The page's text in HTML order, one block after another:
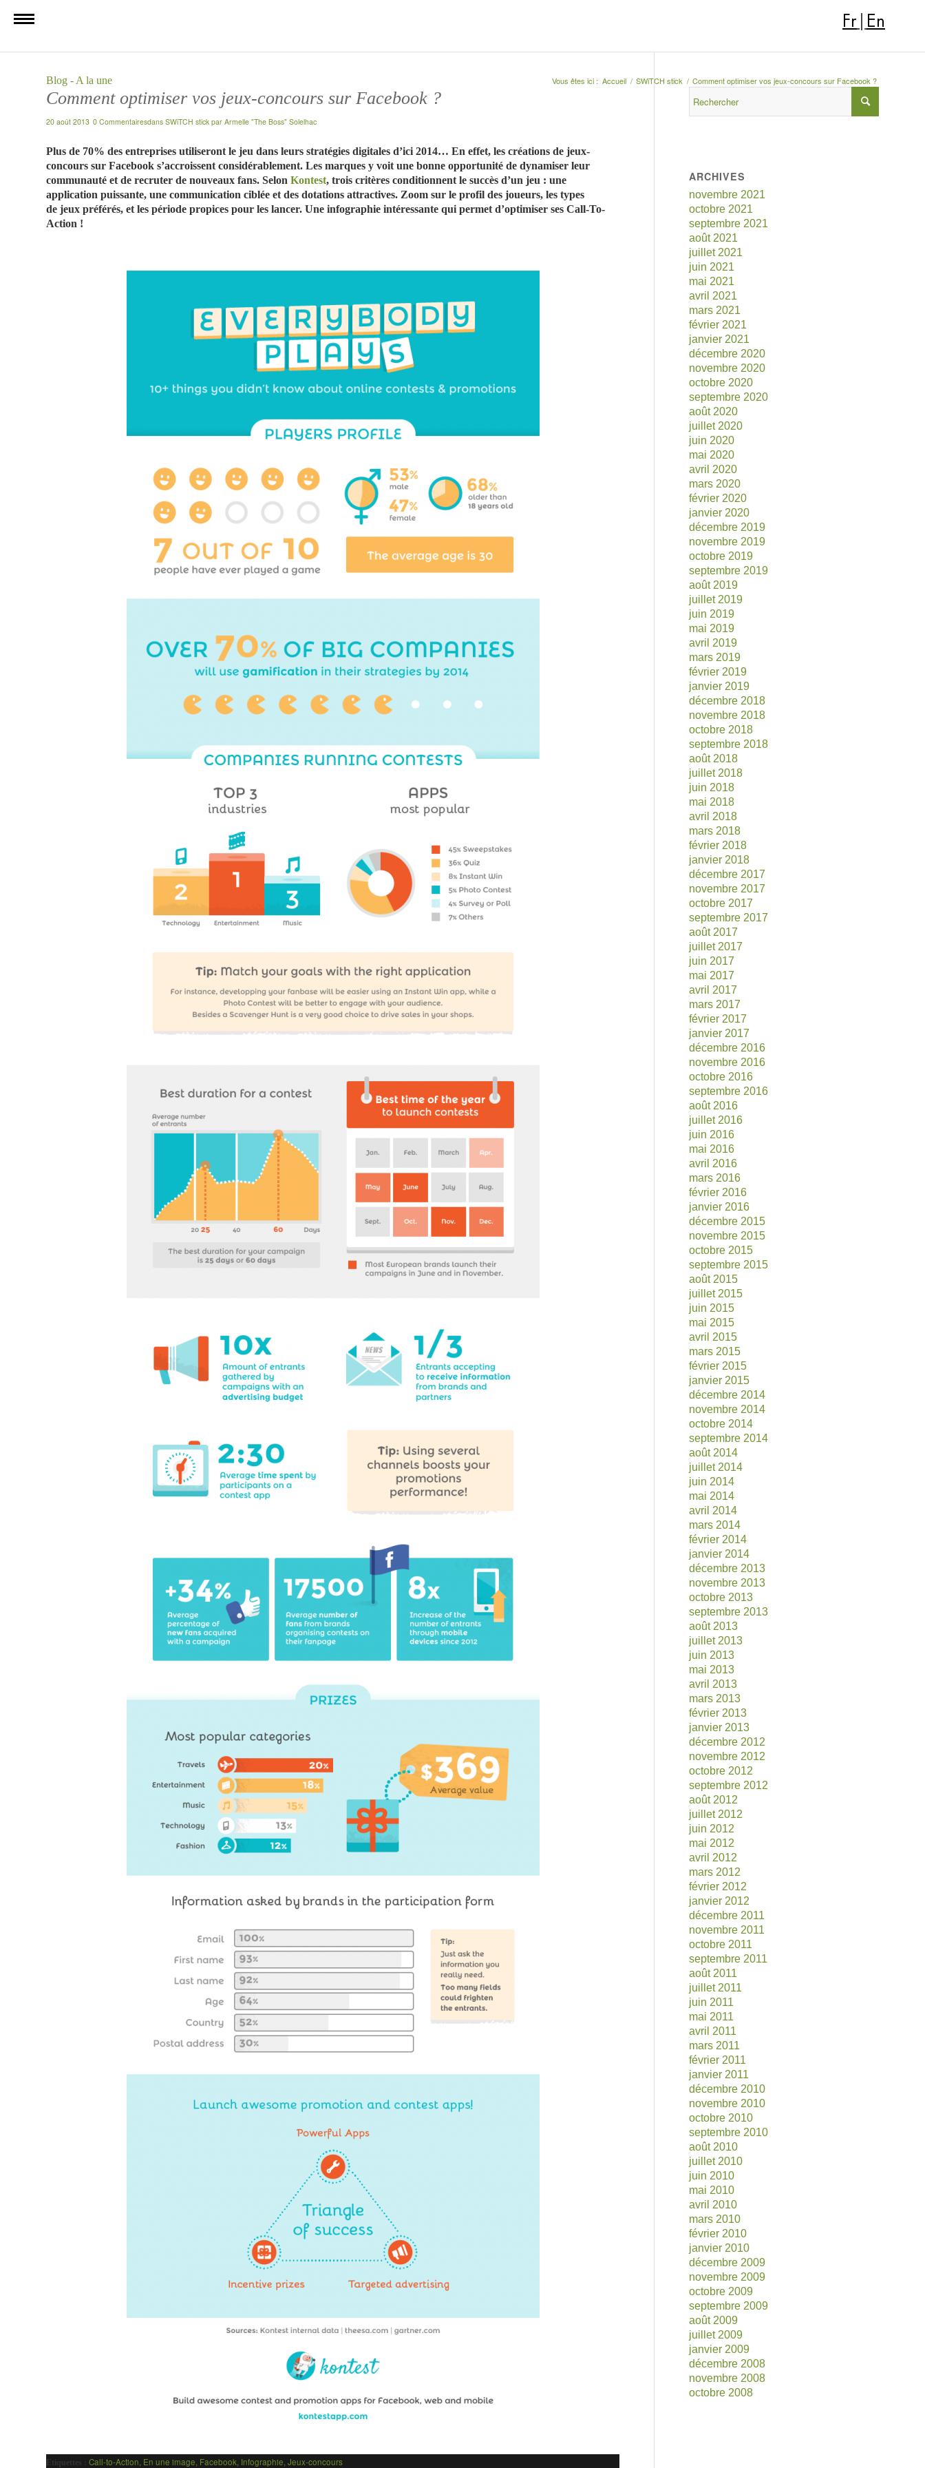
Fr En
Blog - A la une Vous êtes ici : Accueil / SWiTCH stick / Comment optimiser vos jeux-concours sur Facebook ?
Comment optimiser vos jeux-concours sur Facebook ?
20 août 2013 0 Commentairesdans SWiTCH stick par Armelle "The Boss" Solelhac
Plus de 70% des entreprises utiliseront le jeu dans leurs stratégies digitales d’ici 2014… En effet, les créations de jeux-
concours sur Facebook s’accroissent considérablement. Les marques y voit une bonne opportunité de dynamiser leur
communauté et de recruter de nouveaux fans. Selon Kontest, trois critères conditionnent le succès d’un jeu : une
application puissante, une communication ciblée et des dotations attractives. Zoom sur le profil des joueurs, les types
de jeux préférés, et les période propices pour les lancer. Une infographie intéressante qui permet d’optimiser ses Call-To-
Action !
Etiquettes : Call-to-Action, En une image, Facebook, Infographie,Jeux-concours
ARCHIVES
novembre 2021
octobre 2021
septembre 2021
août 2021
juillet 2021
juin 2021
mai 2021
avril 2021
mars 2021
février 2021
janvier 2021
décembre 2020
novembre 2020
octobre 2020
septembre 2020
août 2020
juillet 2020
juin 2020
mai 2020
avril 2020
mars 2020
février 2020
janvier 2020
décembre 2019
novembre 2019
octobre 2019
septembre 2019
août 2019
juillet 2019
juin 2019
mai 2019
avril 2019
mars 2019
février 2019
janvier 2019
décembre 2018
novembre 2018
octobre 2018
septembre 2018
août 2018
juillet 2018
juin 2018
mai 2018
avril 2018
mars 2018
février 2018
janvier 2018
décembre 2017
novembre 2017
octobre 2017
septembre 2017
août 2017
juillet 2017
juin 2017
mai 2017
avril 2017
mars 2017
février 2017
janvier 2017
décembre 2016
novembre 2016
octobre 2016
septembre 2016
août 2016
juillet 2016
juin 2016
mai 2016
avril 2016
mars 2016
février 2016
janvier 2016
décembre 2015
novembre 2015
octobre 2015
septembre 2015
août 2015
juillet 2015
juin 2015
mai 2015
avril 2015
mars 2015
février 2015
janvier 2015
décembre 2014
novembre 2014
octobre 2014
septembre 2014
août 2014
juillet 2014
juin 2014
mai 2014
avril 2014
mars 2014
février 2014
janvier 2014
décembre 2013
novembre 2013
octobre 2013
septembre 2013
août 2013
juillet 2013
juin 2013
mai 2013
avril 2013
mars 2013
février 2013
janvier 2013
décembre 2012
novembre 2012
octobre 2012
septembre 2012
août 2012
juillet 2012
juin 2012
mai 2012
avril 2012
mars 2012
février 2012
janvier 2012
décembre 2011
novembre 2011
octobre 2011
septembre 2011
août 2011
juillet 2011
juin 2011
mai 2011
avril 2011
mars 2011
février 2011
janvier 2011
décembre 2010
novembre 2010
octobre 2010
septembre 2010
août 2010
juillet 2010
juin 2010
mai 2010
avril 2010
mars 2010
février 2010
janvier 2010
décembre 2009
novembre 2009
octobre 2009
septembre 2009
août 2009
juillet 2009
janvier 2009
décembre 2008
novembre 2008
octobre 2008